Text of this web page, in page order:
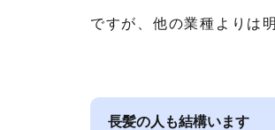
ですが、他の業種よりは
長髪の人も結構います